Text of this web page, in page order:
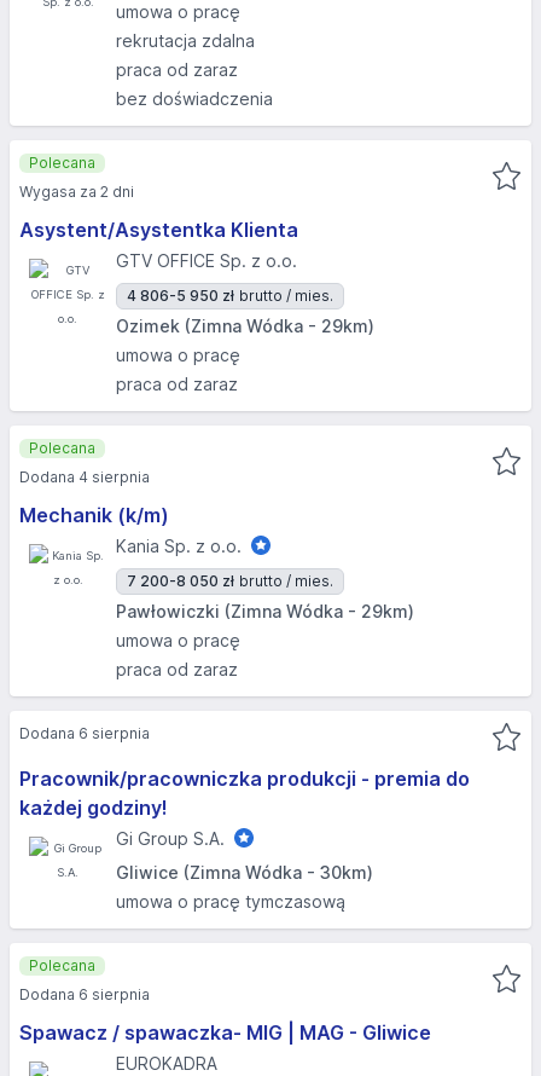
umowa o pracę
rekrutacja zdalna
praca od zaraz
bez doświadczenia
Asystent/Asystentka Klienta
GTV OFFICE Sp. z o.o.
4 806-5 950 zł brutto / mies.
Ozimek (Zimna Wódka - 29km)
umowa o pracę
praca od zaraz
Polecana
Wygasa za 2 dni
Mechanik (k/m)
Kania Sp. z o.o.
7 200-8 050 zł brutto / mies.
Pawłowiczki (Zimna Wódka - 29km)
umowa o pracę
praca od zaraz
Polecana
Dodana 4 sierpnia
Pracownik/pracowniczka produkcji - premia do
każdej godziny!
Gi Group S.A.
Gliwice (Zimna Wódka - 30km)
umowa o pracę tymczasową
Dodana 6 sierpnia
Spawacz / spawaczka- MIG | MAG - Gliwice
EUROKADRA
Polecana
Dodana 6 sierpnia